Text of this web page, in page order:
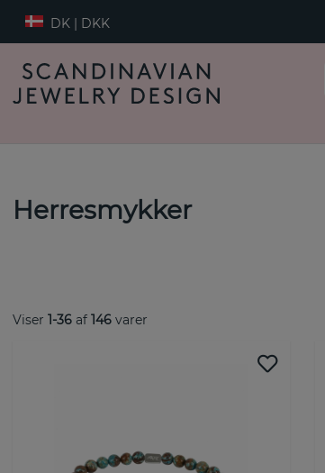
DK | DKK
Herresmykker
Viser 1-36 af 146 varer